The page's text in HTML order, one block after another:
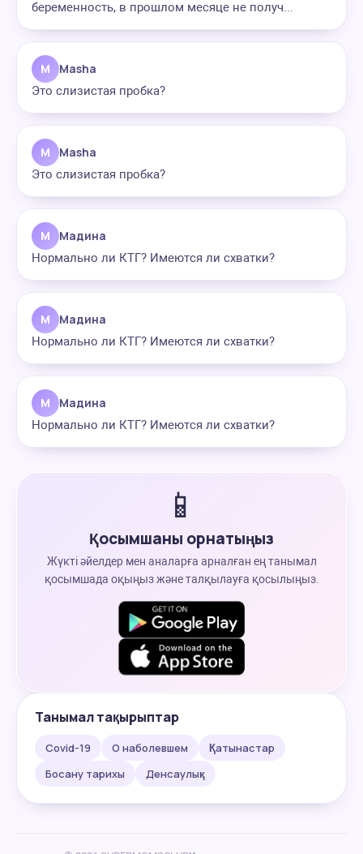
беременность, в прошлом месяце не получ...
M Masha
Это слизистая пробка?
M Masha
Это слизистая пробка?
М Мадина
Нормально ли КТГ? Имеются ли схватки?
М Мадина
Нормально ли КТГ? Имеются ли схватки?
М Мадина
Нормально ли КТГ? Имеются ли схватки?
📱
Қосымшаны орнатыңыз
Жүкті әйелдер мен аналарға арналған ең танымал
қосымшада оқыңыз және талқылауға қосылыңыз.
Танымал тақырыптар
Covid-19 О наболевшем
Қатынастар
Босану тарихы
Денсаулық